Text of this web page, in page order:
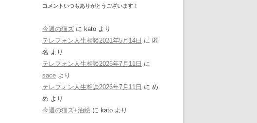
コメントいつもありがとうございます！
今週の猫ズ に kato より
テレフォン人生相談2021年5月14日 に 匿
名 より
テレフォン人生相談2026年7月11日 に
sace より
テレフォン人生相談2026年7月11日 に め
め より
今週の猫ズ+油絵 に kato より